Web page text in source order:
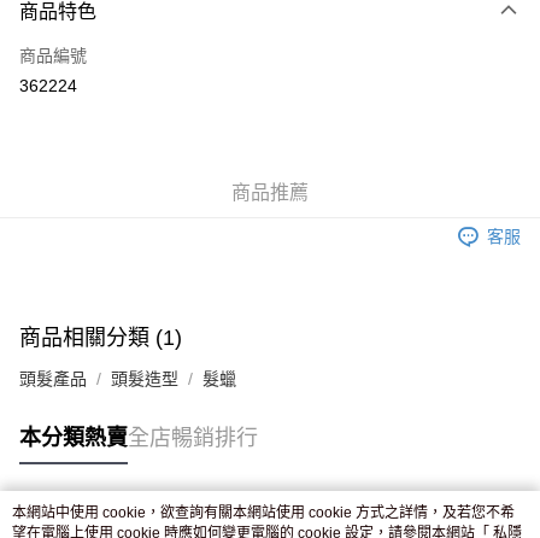
信用卡
Apple Pay
付款後門市自取，訂單確認後2-4個工作天到店，7天內取。逾期後
商品特色
商品編號
362224
商品推薦
客服
商品相關分類 (1)
頭髮產品 頭髮造型 髮蠟
本分類熱賣全店暢銷排行
熱門標籤
本網站中使用 cookie，欲查詢有關本網站使用 cookie 方式之詳情，及若您不希
望在電腦上使用 cookie 時應如何變更電腦的 cookie 設定，請參閱本網站「 私隱